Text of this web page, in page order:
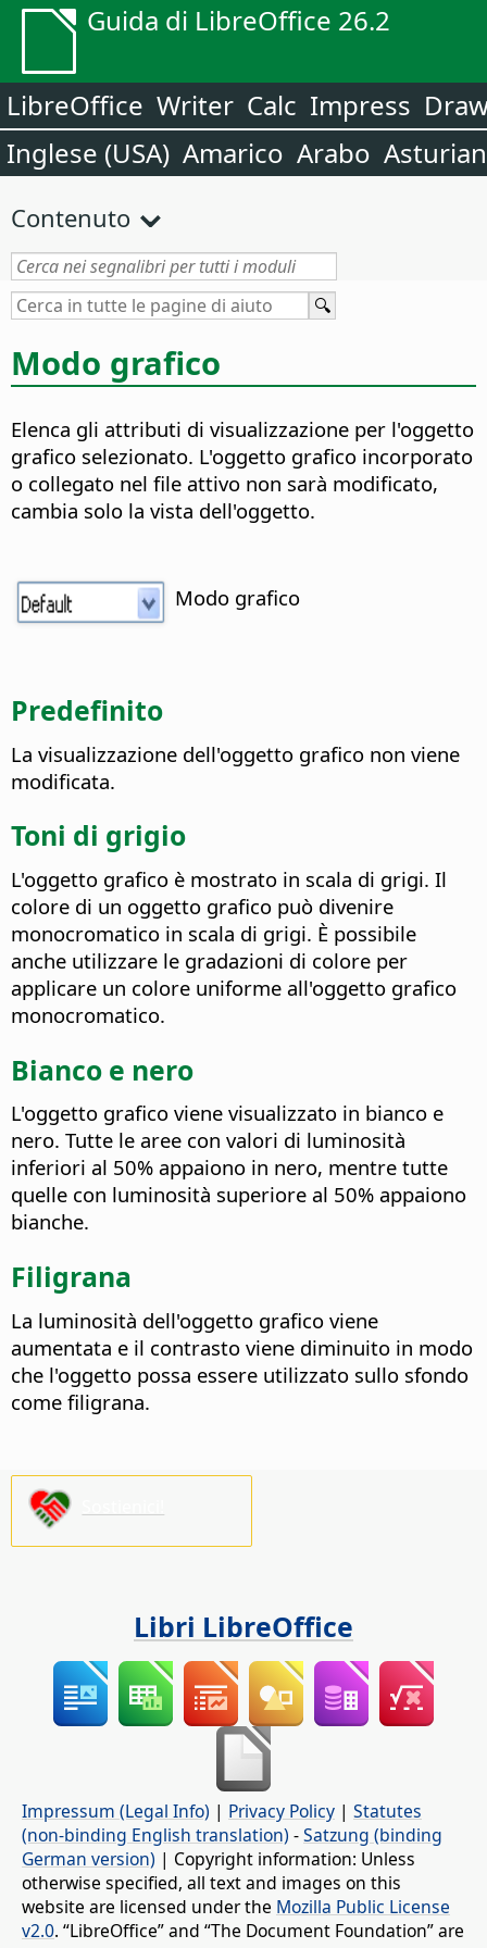
Guida di LibreOffice 26.2
LibreOffice Writer Calc Impress
Inglese (USA) Amarico Arabo
Contenuto
Modo grafico
Elenca gli attributi di visualizzazione per l'oggetto
grafico selezionato. L'oggetto grafico incorporato
o collegato nel file attivo non sarà modificato,
cambia solo la vista dell'oggetto.
Modo grafico
Predefinito
La visualizzazione dell'oggetto grafico non viene
modificata.
Toni di grigio
L'oggetto grafico è mostrato in scala di grigi. Il
colore di un oggetto grafico può divenire
monocromatico in scala di grigi. È possibile
anche utilizzare le gradazioni di colore per
applicare un colore uniforme all'oggetto grafico
monocromatico.
Bianco e nero
L'oggetto grafico viene visualizzato in bianco e
nero. Tutte le aree con valori di luminosità
inferiori al 50% appaiono in nero, mentre tutte
quelle con luminosità superiore al 50% appaiono
bianche.
Filigrana
La luminosità dell'oggetto grafico viene
aumentata e il contrasto viene diminuito in modo
che l'oggetto possa essere utilizzato sullo sfondo
come filigrana.
Libri LibreOffice
Impressum (Legal Info) | Privacy Policy | Statutes
(non-binding English translation) -Satzung (binding
German version) | Copyright information: Unless
otherwise specified, all text and images on this
website are licensed under the Mozilla Public License
v2.0. “LibreOffice” and “The Document Foundation” are